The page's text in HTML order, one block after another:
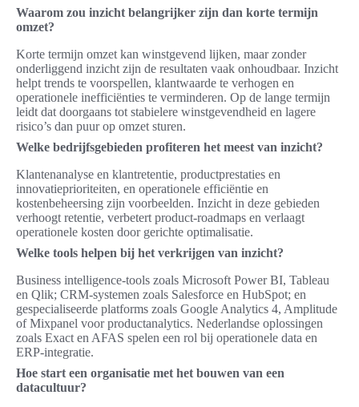
Waarom zou inzicht belangrijker zijn dan korte termijn
omzet?
Korte termijn omzet kan winstgevend lijken, maar zonder
onderliggend inzicht zijn de resultaten vaak onhoudbaar. Inzicht
helpt trends te voorspellen, klantwaarde te verhogen en
operationele inefficiënties te verminderen. Op de lange termijn
leidt dat doorgaans tot stabielere winstgevendheid en lagere
risico’s dan puur op omzet sturen.
Welke bedrijfsgebieden profiteren het meest van inzicht?
Klantenanalyse en klantretentie, productprestaties en
innovatieprioriteiten, en operationele efficiëntie en
kostenbeheersing zijn voorbeelden. Inzicht in deze gebieden
verhoogt retentie, verbetert product-roadmaps en verlaagt
operationele kosten door gerichte optimalisatie.
Welke tools helpen bij het verkrijgen van inzicht?
Business intelligence-tools zoals Microsoft Power BI, Tableau
en Qlik; CRM-systemen zoals Salesforce en HubSpot; en
gespecialiseerde platforms zoals Google Analytics 4, Amplitude
of Mixpanel voor productanalytics. Nederlandse oplossingen
zoals Exact en AFAS spelen een rol bij operationele data en
ERP-integratie.
Hoe start een organisatie met het bouwen van een
datacultuur?